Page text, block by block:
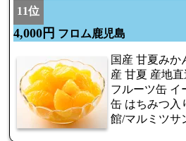
11位
4,000円 フロム鹿児島
国産 甘夏みか
産 甘夏 産地
フルーツ缶 イ
缶 はちみつ入
館/マルミツサ